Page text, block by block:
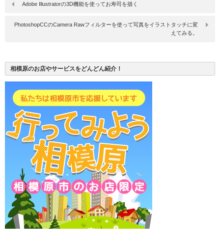
Adobe Illustratorの3D機能を使ってお寿司を描く
PhotoshopCCのCamera Rawフィルターを使って写真をイラストタッチに変
えてみる。
相模原のお店やサービスをどんどん紹介！